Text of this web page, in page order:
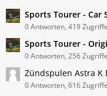
Sports Tourer - Car
0 Antworten, 419
Sports Tourer -
0 Antworten, 256
Zündspulen Astra K
0 Antworten, 616